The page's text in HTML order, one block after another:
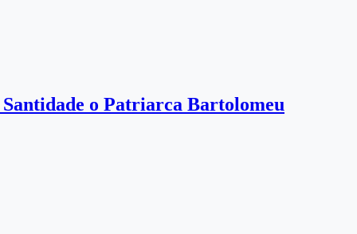
Santidade o Patriarca Bartolomeu